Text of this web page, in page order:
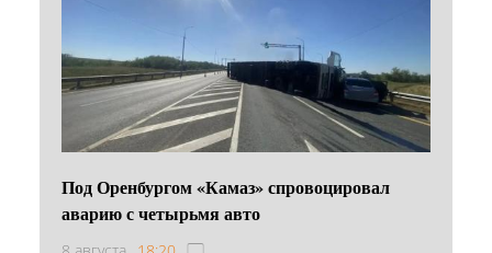
Под Оренбургом «Камаз» спровоцировал
аварию с четырьмя авто